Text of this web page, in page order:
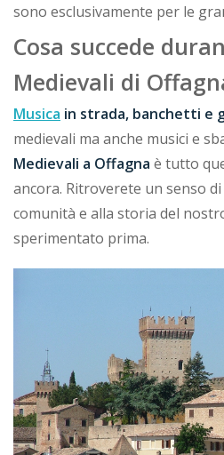
sono esclusivamente per le
Cosa succede
Medievali di
Musica in strada, banchetti e
medievali ma anche musici e
Medievali a Offagna è tutto
ancora. Ritroverete un senso
comunità e alla storia del
sperimentato prima.